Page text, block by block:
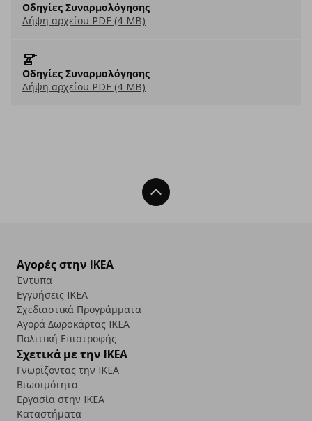
Οδηγίες Συναρμολόγησης
Λήψη αρχείου PDF (4 MB)
Οδηγίες Συναρμολόγησης
Λήψη αρχείου PDF (4 MB)
Back To Top
Αγορές στην IKEA
Έντυπα
Εγγυήσεις IKEA
Σχεδιαστικά Προγράμματα
Αγορά Δωρoκάρτας IKEA
Πολιτική Επιστροφής
Σχετικά με την IKEA
Γνωρίζοντας την IKEA
Βιωσιμότητα
Εργασία στην IKEA
Καταστήματα